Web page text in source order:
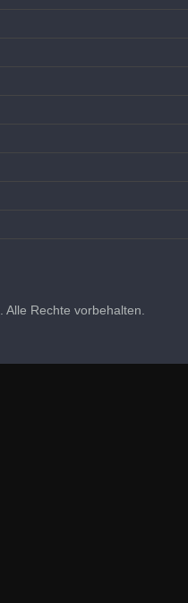
. Alle Rechte vorbehalten.